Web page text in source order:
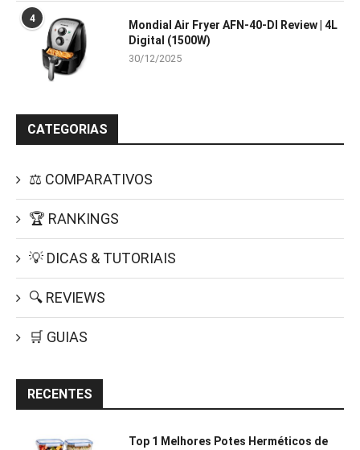
4
Mondial Air Fryer AFN-40-DI Review | 4L
Digital (1500W)
30/12/2025
CATEGORIAS
⚖️ COMPARATIVOS
🏆 RANKINGS
💡 DICAS & TUTORIAIS
🔍 REVIEWS
🛒 GUIAS
RECENTES
Top 1 Melhores Potes Herméticos de